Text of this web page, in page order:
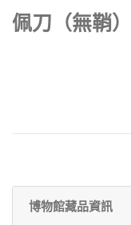
佩刀（無鞘）
博物館藏品資訊